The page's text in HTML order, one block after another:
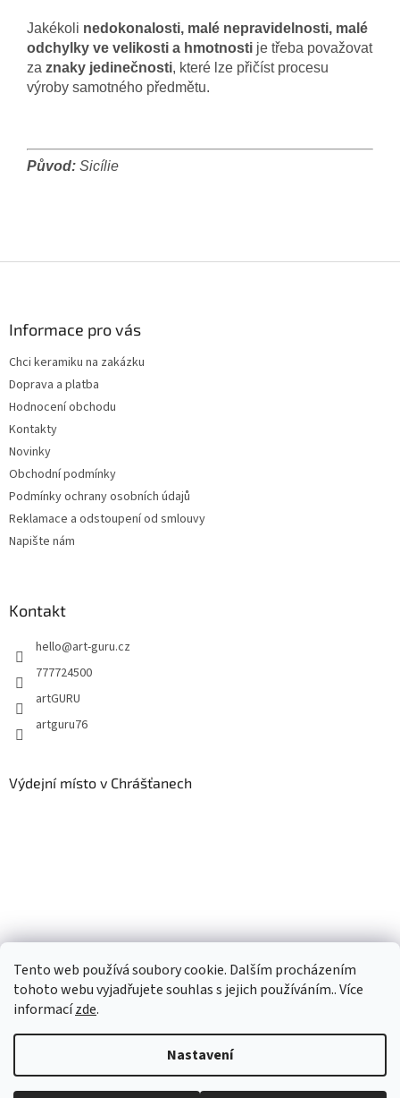
Tento web používá soubory cookie. Dalším procházením
tohoto webu vyjadřujete souhlas s jejich používáním.. Více
informacízde.
Nastavení
Jakékoli nedokonalosti, malé nepravidelnosti, malé
odchylky ve velikosti a hmotnosti je třeba považovat
za znaky jedinečnosti, které lze přičíst procesu
výroby samotného předmětu.
Původ: Sicílie
Informace pro vás
Chci keramiku na zakázku
Doprava a platba
Hodnocení obchodu
Kontakty
Novinky
Obchodní podmínky
Podmínky ochrany osobních údajů
Reklamace a odstoupení od smlouvy
Napište nám
Kontakt
hello@art-guru.cz
777724500
artGURU
artguru76
Výdejní místo v Chrášťanech